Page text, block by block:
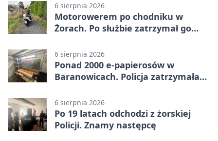
6 sierpnia 2026
Motorowerem po chodniku w
Żorach. Po służbie zatrzymał go
6 sierpnia 2026
Ponad 2000 e-papierosów w
Baranowicach. Policja zatrzymała
6 sierpnia 2026
Po 19 latach odchodzi z żorskiej
Policji. Znamy następcę